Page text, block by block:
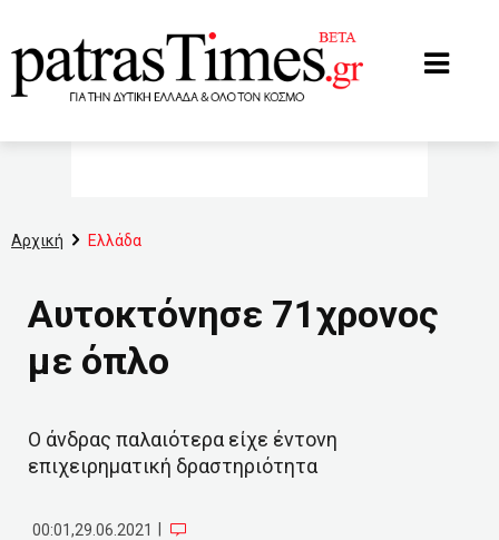
Αρχική Ελλάδα
Αυτοκτόνησε 71χρονος
με όπλο
O άνδρας παλαιότερα είχε έντονη
επιχειρηματική δραστηριότητα
00:01,29.06.2021